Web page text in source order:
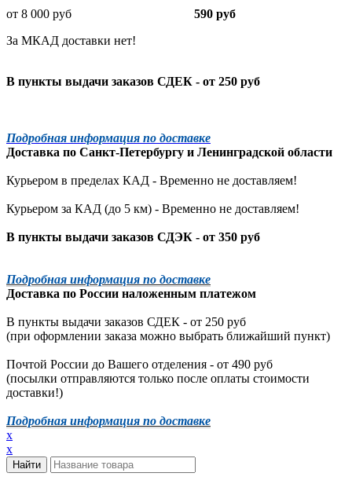
от 8 000 руб 590 руб
За МКАД доставки нет!
В пункты выдачи заказов СДЕК - от 250 руб
Подробная информация по доставке
Доставка по Санкт-Петербургу и Ленинградской области
Курьером в пределах КАД - Временно не доставляем!
Курьером за КАД (до 5 км) - Временно не доставляем!
В пункты выдачи заказов СДЭК - от 350 руб
Подробная информация по доставке
Доставка по России наложенным платежом
В пункты выдачи заказов СДЕК - от 250 руб
(при оформлении заказа можно выбрать ближайший пункт)
Почтой России до Вашего отделения - от 490 руб
(посылки отправляются только после оплаты стоимости
доставки!)
Подробная информация по доставке
x
x